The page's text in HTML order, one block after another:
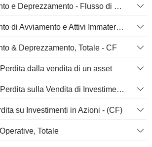
Ammortamento e Deprezzamento - Flusso di Cassa
Ammortamento di Avviamento e Attivi Immateriale - (CF) - (Specifico del Modello)
& Deprezzamento, Totale - CF
dalla vendita di un asset
(Guadagno) Perdita sulla Vendita di Investimenti - (CF)
su Investimenti in Azioni - (CF)
Totale